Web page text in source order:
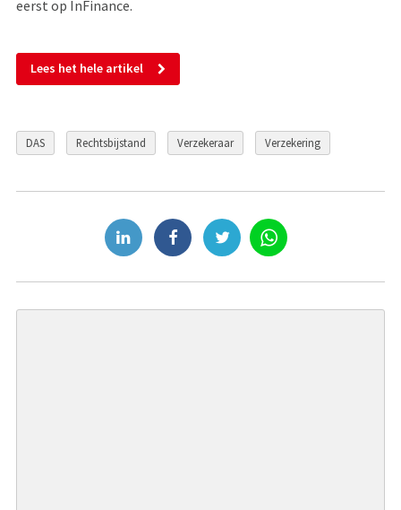
eerst op InFinance.
Lees het hele artikel
DAS Rechtsbijstand Verzekeraar Verzekering